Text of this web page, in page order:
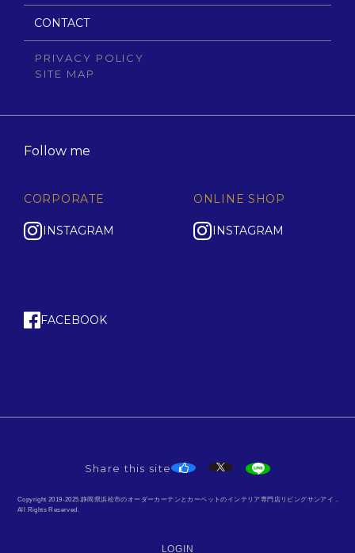
CONTACT
PRIVACY POLICY
SITE MAP
Follow me
CORPORATE
INSTAGRAM
FACEBOOK
ONLINE SHOP
INSTAGRAM
Share this site
Copyright 2019-2025.静岡県浜松市のオーダーカーテンとカーペットのインテリア専門店リビングサンアイ .
All Rights Reserved.
LOGIN